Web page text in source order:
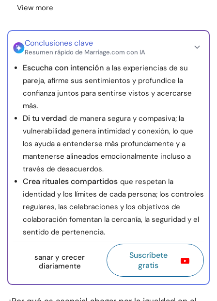
Sobre nosotros
© Copyright 2026. Todos los derechos reservados.
View more
Conclusiones clave
Resumen rápido de Marriage.com con IA
Escucha con intención a las experiencias de su
pareja, afirme sus sentimientos y profundice la
confianza juntos para sentirse vistos y acercarse
más.
Di tu verdad de manera segura y compasiva; la
vulnerabilidad genera intimidad y conexión, lo que
los ayuda a entenderse más profundamente y a
mantenerse alineados emocionalmente incluso a
través de desacuerdos.
Crea rituales compartidos que respetan la
identidad y los límites de cada persona; los controles
regulares, las celebraciones y los objetivos de
colaboración fomentan la cercanía, la seguridad y el
sentido de pertenencia.
sanar y crecer
diariamente
Suscríbete
gratis